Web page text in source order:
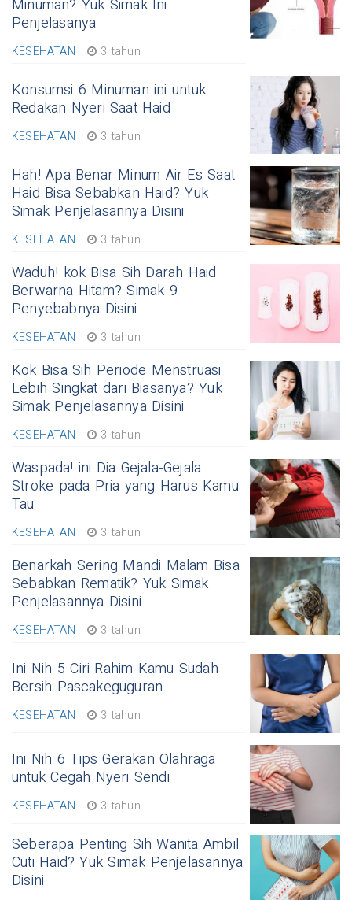
Minuman? Yuk Simak Ini
Penjelasanya
KESEHATAN 3 tahun
Konsumsi 6 Minuman ini untuk
Redakan Nyeri Saat Haid
KESEHATAN 3 tahun
Hah! Apa Benar Minum Air Es Saat
Haid Bisa Sebabkan Haid? Yuk
Simak Penjelasannya Disini
KESEHATAN 3 tahun
Waduh! kok Bisa Sih Darah Haid
Berwarna Hitam? Simak 9
Penyebabnya Disini
KESEHATAN 3 tahun
Kok Bisa Sih Periode Menstruasi
Lebih Singkat dari Biasanya? Yuk
Simak Penjelasannya Disini
KESEHATAN 3 tahun
Waspada! ini Dia Gejala-Gejala
Stroke pada Pria yang Harus Kamu
Tau
KESEHATAN 3 tahun
Benarkah Sering Mandi Malam Bisa
Sebabkan Rematik? Yuk Simak
Penjelasannya Disini
KESEHATAN 3 tahun
Ini Nih 5 Ciri Rahim Kamu Sudah
Bersih Pascakeguguran
KESEHATAN 3 tahun
Ini Nih 6 Tips Gerakan Olahraga
untuk Cegah Nyeri Sendi
KESEHATAN 3 tahun
Seberapa Penting Sih Wanita Ambil
Cuti Haid? Yuk Simak Penjelasannya
Disini